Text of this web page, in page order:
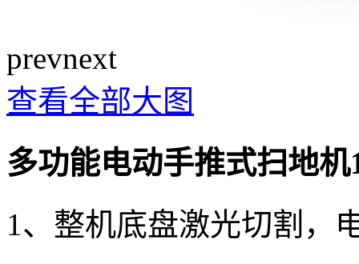
prevnext
查看全部大图
多功能电动手推式扫地机
1、整机底盘激光切割，